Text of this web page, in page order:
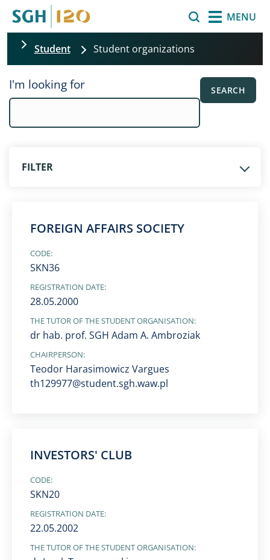
MENU
Student Student organizations
I'm looking for SEARCH
FILTER
FOREIGN AFFAIRS SOCIETY
CODE:
SKN36
REGISTRATION DATE:
28.05.2000
THE TUTOR OF THE STUDENT ORGANISATION:
dr hab. prof. SGH Adam A. Ambroziak
CHAIRPERSON:
Teodor Harasimowicz Vargues
th129977@student.sgh.waw.pl
INVESTORS' CLUB
CODE:
SKN20
REGISTRATION DATE:
22.05.2002
THE TUTOR OF THE STUDENT ORGANISATION: